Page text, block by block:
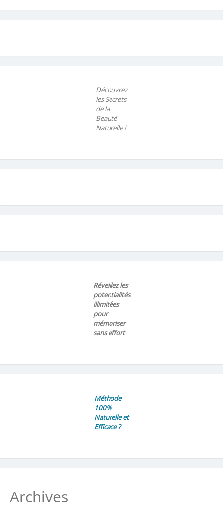
Découvrez
les Secrets
de la
Beauté
Naturelle !
Réveillez les
potentialités
illimitées
pour
mémoriser
sans effort
Méthode
100%
Naturelle et
Efficace ?
Archives